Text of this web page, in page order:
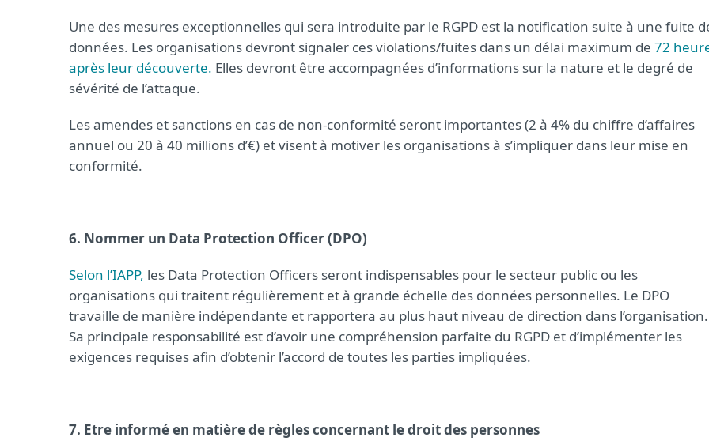
Une des mesures exceptionnelles qui sera introduite par le RGPD est la notification suite à une fuite
données. Les organisations devront signaler ces violations/fuites dans un délai maximum de 72
après leur découverte. Elles devront être accompagnées d’informations sur la nature et le degré de
sévérité de l’attaque.
Les amendes et sanctions en cas de non-conformité seront importantes (2 à 4% du chiffre d’affaires
annuel ou 20 à 40 millions d’€) et visent à motiver les organisations à s’impliquer dans leur mise en
conformité.
6. Nommer un Data Protection Officer (DPO)
Selon l’IAPP, les Data Protection Officers seront indispensables pour le secteur public ou les
organisations qui traitent régulièrement et à grande échelle des données personnelles. Le DPO
travaille de manière indépendante et rapportera au plus haut niveau de direction dans l’organisation.
Sa principale responsabilité est d’avoir une compréhension parfaite du RGPD et d’implémenter les
exigences requises afin d’obtenir l’accord de toutes les parties impliquées.
7. Etre informé en matière de règles concernant le droit des personnes